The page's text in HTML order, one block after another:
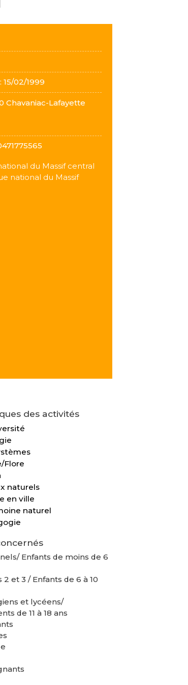
15/02/1999
Chavaniac-Lafayette
du Massif central
national du Massif
des activités
Flore
naturels
en ville
naturel
Enfants de moins de 6
2 et 3 / Enfants de 6 à 10
et lycéens/
de 11 à 18 ans